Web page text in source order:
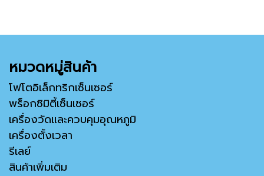
หมวดหมู่สินค้า
โฟโตอิเล็กทริกเซ็นเซอร์
พร็อกซิมิตี้เซ็นเซอร์
เครื่องวัดและควบคุมอุณหภูมิ
เครื่องตั้งเวลา
รีเลย์
สินค้าเพิ่มเติม